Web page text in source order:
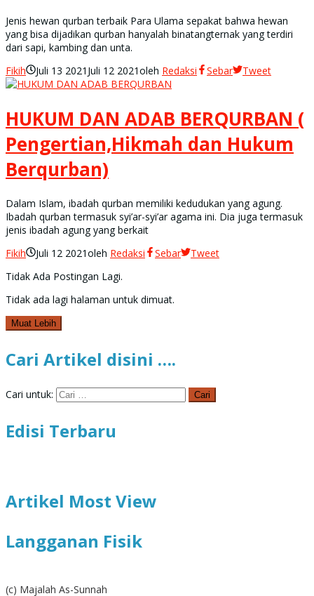
Jenis hewan qurban terbaik Para Ulama sepakat bahwa hewan
yang bisa dijadikan qurban hanyalah binatangternak yang terdiri
dari sapi, kambing dan unta.
Fikih
Juli 13 2021 Juli 12 2021oleh Redaksi Sebar Tweet
HUKUM DAN ADAB BERQURBAN (
Pengertian,Hikmah dan Hukum
Berqurban)
Dalam Islam, ibadah qurban memiliki kedudukan yang agung.
Ibadah qurban termasuk syi’ar-syi’ar agama ini. Dia juga termasuk
jenis ibadah agung yang berkait
Fikih
Juli 12 2021oleh Redaksi Sebar
Tweet
Tidak Ada Postingan Lagi.
Tidak ada lagi halaman untuk dimuat.
Muat Lebih
Cari Artikel disini ….
Cari untuk:
Edisi Terbaru
Artikel Most View
Langganan Fisik
(c) Majalah As-Sunnah